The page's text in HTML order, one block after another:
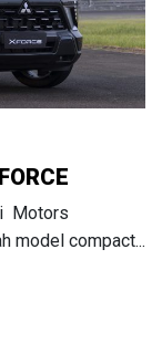
Motors
model compact...